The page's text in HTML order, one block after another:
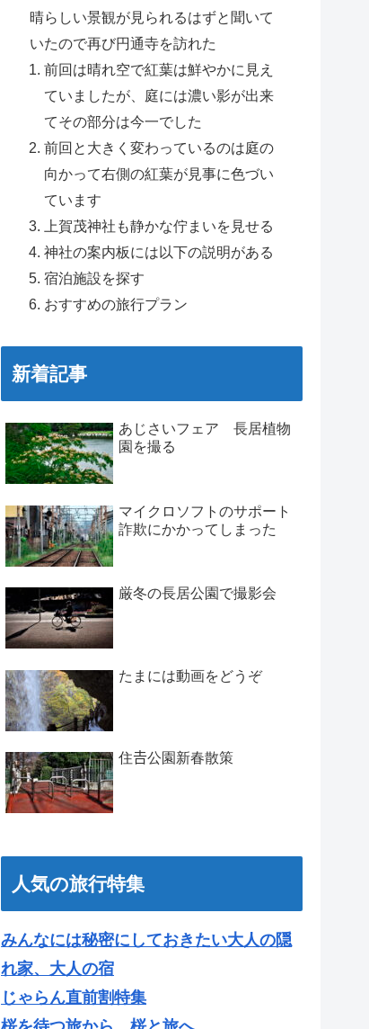
晴らしい景観が見られるはずと聞いて
いたので再び円通寺を訪れた
前回は晴れ空で紅葉は鮮やかに見え
ていましたが、庭には濃い影が出来
てその部分は今一でした
前回と大きく変わっているのは庭の
向かって右側の紅葉が見事に色づい
ています
上賀茂神社も静かな佇まいを見せる
神社の案内板には以下の説明がある
宿泊施設を探す
おすすめの旅行プラン
新着記事
あじさいフェア 長居植物
園を撮る
マイクロソフトのサポート
詐欺にかかってしまった
厳冬の長居公園で撮影会
たまには動画をどうぞ
住𠮷公園新春散策
人気の旅行特集
みんなには秘密にしておきたい大人の隠
れ家、大人の宿
じゃらん直前割特集